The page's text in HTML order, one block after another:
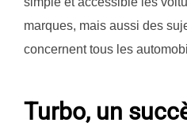
marques, mais aussi des
concernent tous les
Turbo, un